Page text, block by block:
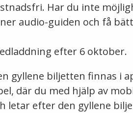
Har du inte
audio-guiden och få
efter 6 oktober.
gyllene biljetten finnas i
där du med hjälp av
letar efter den gyllene